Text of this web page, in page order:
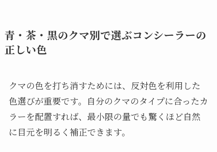
青・茶・黒のクマ別で選ぶコンシーラーの
正しい色
クマの色を打ち消すためには、反対色を利用した
色選びが重要です。自分のクマのタイプに合ったカ
ラーを配置すれば、最小限の量でも驚くほど自然
に目元を明るく補正できます。